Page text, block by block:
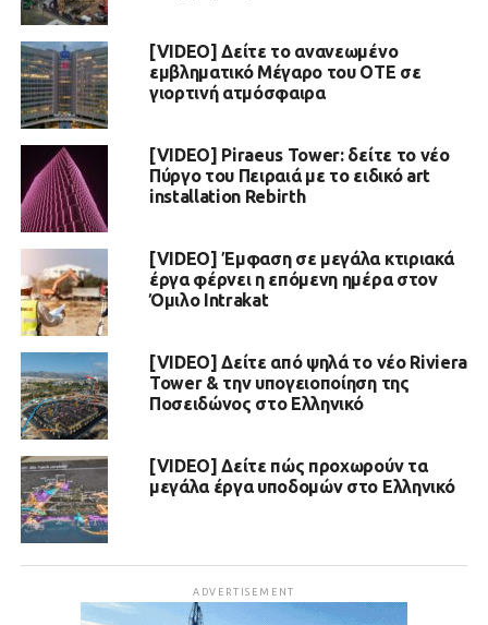
[VIDEO] Δείτε το ανανεωμένο
εμβληματικό Μέγαρο του ΟΤΕ σε
γιορτινή ατμόσφαιρα
[VIDEO] Piraeus Tower: δείτε το νέο
Πύργο του Πειραιά με το ειδικό art
installation Rebirth
[VIDEO] Έμφαση σε μεγάλα κτιριακά
έργα φέρνει η επόμενη ημέρα στον
Όμιλο Intrakat
[VIDEO] Δείτε από ψηλά το νέο Riviera
Tower & την υπογειοποίηση της
Ποσειδώνος στο Ελληνικό
[VIDEO] Δείτε πώς προχωρούν τα
μεγάλα έργα υποδομών στο Ελληνικό
ADVERTISEMENT